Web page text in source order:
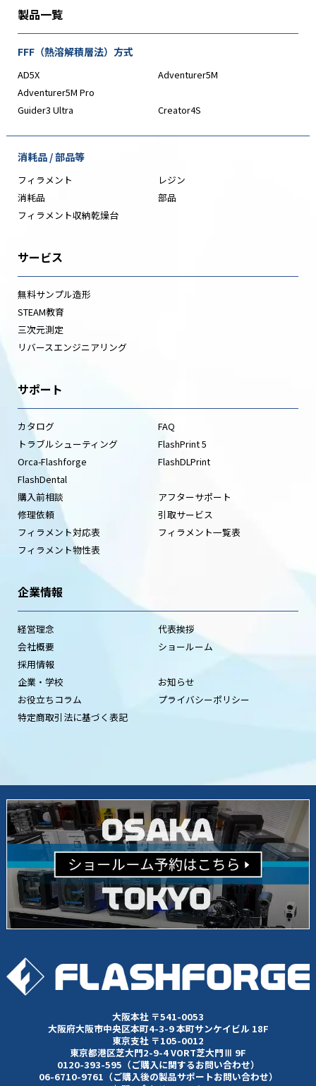
製品一覧
FFF（熱溶解積層法）方式
AD5X
Adventurer5M
Adventurer5M Pro
Guider3 Ultra
Creator4S
消耗品 / 部品等
フィラメント
レジン
消耗品
部品
フィラメント収納乾燥台
サービス
無料サンプル造形
STEAM教育
三次元測定
リバースエンジニアリング
サポート
カタログ
FAQ
トラブルシューティング
FlashPrint 5
Orca-Flashforge
FlashDLPrint
FlashDental
購入前相談
アフターサポート
修理依頼
引取サービス
フィラメント対応表
フィラメント一覧表
フィラメント物性表
企業情報
経営理念
代表挨拶
会社概要
ショールーム
採用情報
企業・学校
お知らせ
お役立ちコラム
プライバシーポリシー
特定商取引法に基づく表記
大阪本社 〒541-0053
大阪府大阪市中央区本町4-3-9 本町サンケイビル 18F
東京支社 〒105-0012
東京都港区芝大門2-9-4 VORT芝大門Ⅲ 9F
0120-393-595（ご購入に関するお問い合わせ）
06-6710-9761（ご購入後の製品サポートお問い合わせ）